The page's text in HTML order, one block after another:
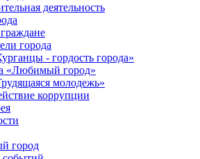
деятельность
города
- гордость города»
«Любимый город»
молодежь»
коррупции
город